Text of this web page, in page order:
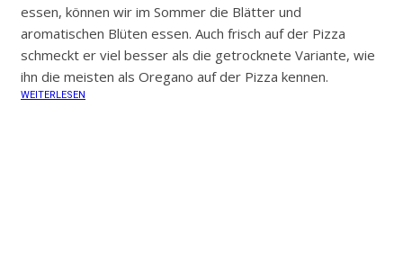
essen, können wir im Sommer die Blätter und
aromatischen Blüten essen. Auch frisch auf der Pizza
schmeckt er viel besser als die getrocknete Variante, wie
ihn die meisten als Oregano auf der Pizza kennen.
WEITERLESEN